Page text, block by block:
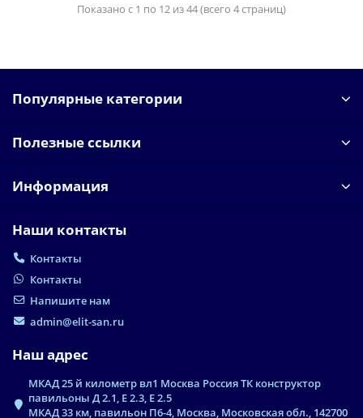
Показано с 1 по 12 из 44 (всего 4 страниц)
Популярные категории
Полезные ссылки
Информация
Наши контакты
Контакты
Контакты
Напишите нам
admin@elit-san.ru
Наш адрес
МКАД 25 й километр вл1 Москва Россия ТК конструктор
павильоны Д 2.1, Е 2.3, Е 2.5
МКАД 33 км, павильон П6-4, Москва, Московская обл., 142700